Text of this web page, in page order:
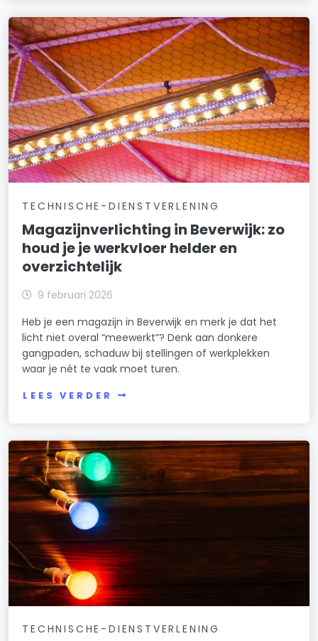
TECHNISCHE-DIENSTVERLENING
Magazijnverlichting in Beverwijk: zo
houd je je werkvloer helder en
overzichtelijk
9 februari 2026
Heb je een magazijn in Beverwijk en merk je dat het
licht niet overal “meewerkt”? Denk aan donkere
gangpaden, schaduw bij stellingen of werkplekken
waar je nét te vaak moet turen.
LEES VERDER
TECHNISCHE-DIENSTVERLENING